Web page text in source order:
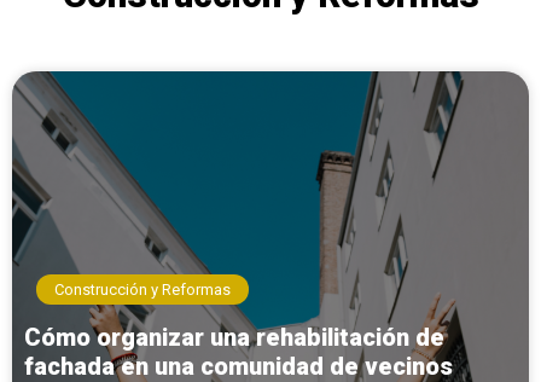
Construcción y Reformas
Cómo organizar una rehabilitación de
fachada en una comunidad de vecinos